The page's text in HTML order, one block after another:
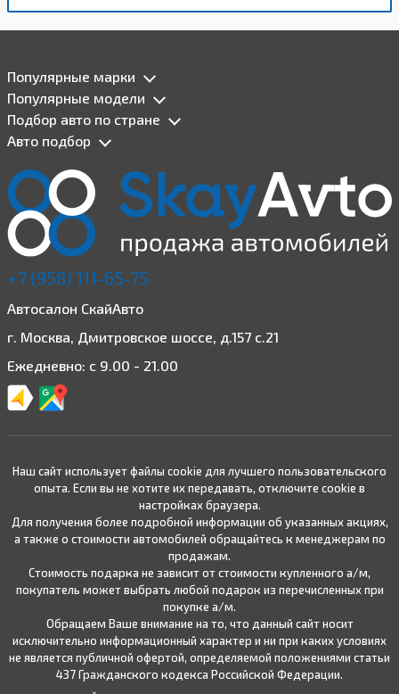
Популярные марки
Популярные модели
Подбор авто по стране
Авто подбор
+7 (958) 111-65-75
Автосалон СкайАвто
г. Москва, Дмитровское шоссе, д.157 с.21
Ежедневно: с 9.00 - 21.00
Наш сайт использует файлы cookie для лучшего пользовательского
опыта. Если вы не хотите их передавать, отключите cookie в
настройках браузера.
Для получения более подробной информации об указанных акциях,
а также о стоимости автомобилей обращайтесь к менеджерам по
продажам.
Стоимость подарка не зависит от стоимости купленного а/м,
покупатель может выбрать любой подарок из перечисленных при
покупке а/м.
Обращаем Ваше внимание на то, что данный сайт носит
исключительно информационный характер и ни при каких условиях
не является публичной офертой, определяемой положениями статьи
437 Гражданского кодекса Российской Федерации.